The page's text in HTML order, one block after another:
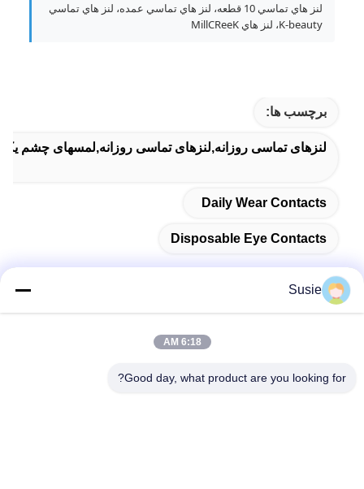
لنز هاي تماسي 10 قطعه، لنز هاي تماسي عمده، لنز هاي تماسي
K-beauty، لنز هاي MillCReeK
برچسب ها:
لنزهای تماسی روزانه,لنزهای تماسی روزانه,لمسهای چشم
Daily Wear Contacts
Disposable Eye Contacts
آدرس
Susie
6:18 AM
Good day, what product are you looking for?